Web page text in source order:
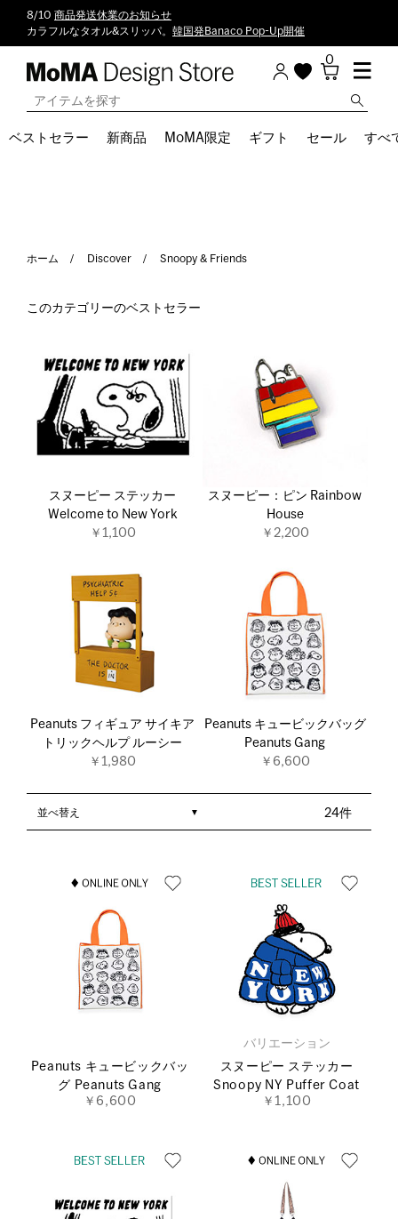
8/10 商品発送休業のお知らせ
カラフルなタオル&スリッパ。 韓国発Banaco Pop-Up開催
0
ベストセラー 新商品 MoMA限定 ギフト セール すべ
ホーム Discover Snoopy & Friends
このカテゴリーのベストセラー
スヌーピー ステッカー
Welcome to New York
￥1,100
スヌーピー：ピン Rainbow
House
￥2,200
Peanuts フィギュア サイキア
トリックヘルプ ルーシー
￥1,980
Peanuts キュービックバッグ
Peanuts Gang
￥6,600
24件
並べ替え
Peanuts キュービックバッ
グ Peanuts Gang
￥6,600
バリエーション
スヌーピー ステッカー
Snoopy NY Puffer Coat
￥1,100